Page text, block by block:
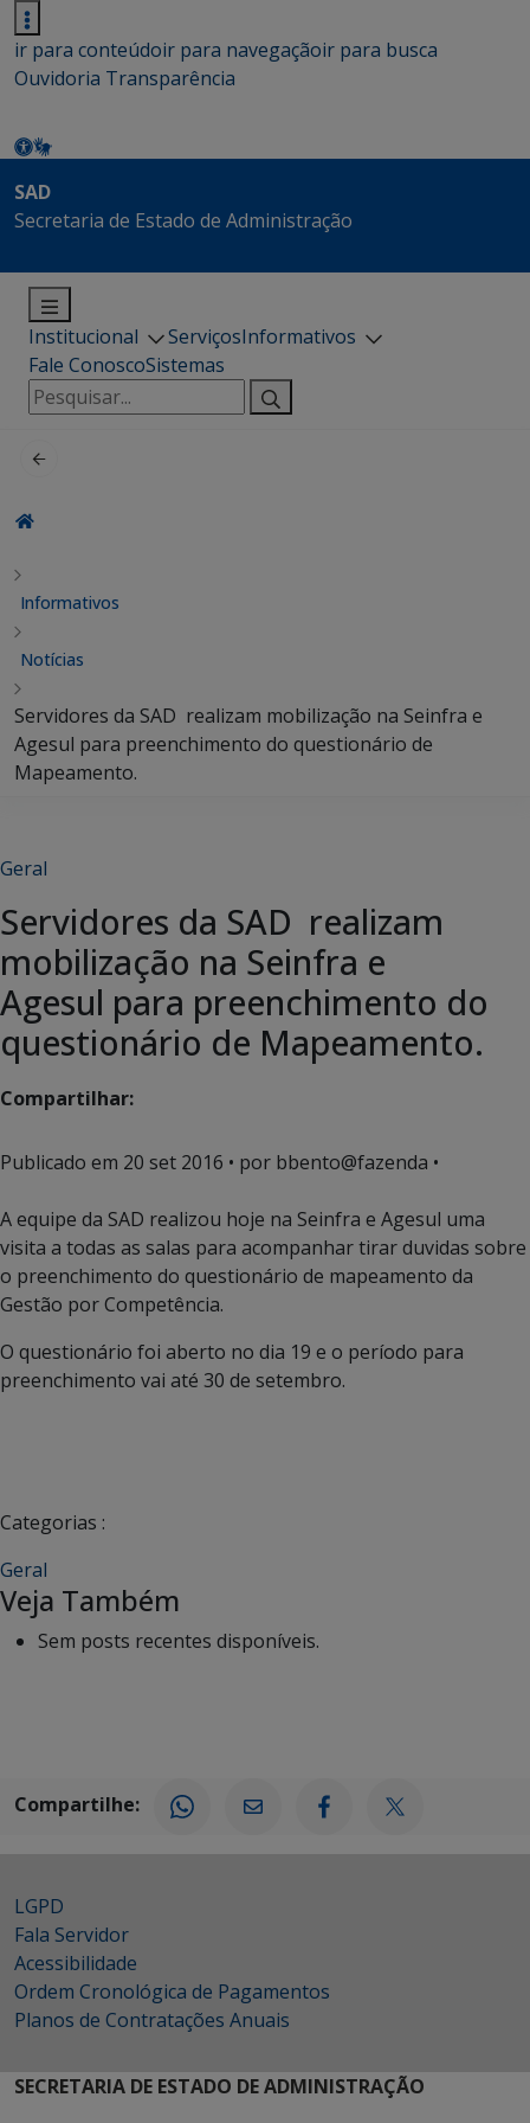
ir para conteúdoir para navegaçãoir para busca
Ouvidoria Transparência
SAD
Secretaria de Estado de Administração
Institucional ServiçosInformativos
Fale ConoscoSistemas
Pesquisar
por:
Informativos
Notícias
Servidores da SAD realizam mobilização na Seinfra e
Agesul para preenchimento do questionário de
Mapeamento.
Geral
Servidores da SAD realizam
mobilização na Seinfra e
Agesul para preenchimento do
questionário de Mapeamento.
Compartilhar:
Publicado em 20 set 2016 • por bbento@fazenda •
A equipe da SAD realizou hoje na Seinfra e Agesul uma
visita a todas as salas para acompanhar tirar duvidas sobre
o preenchimento do questionário de mapeamento da
Gestão por Competência.
O questionário foi aberto no dia 19 e o período para
preenchimento vai até 30 de setembro.
Categorias :
Geral
Veja Também
Sem posts recentes disponíveis.
Compartilhe:
LGPD
Fala Servidor
Acessibilidade
Ordem Cronológica de Pagamentos
Planos de Contratações Anuais
SECRETARIA DE ESTADO DE ADMINISTRAÇÃO